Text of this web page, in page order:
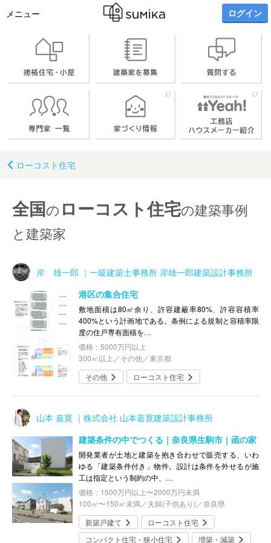
メニュー ログイン
ローコスト住宅
全国の ローコスト住宅の建築事例
と建築家
岸 雄一郎 ｜一級建築士事務所 岸雄一郎建築設計事務所
港区の集合住宅
敷地面積は80㎡余り、許容建蔽率80%、許容容積率
400%という計画地である。条例による規制と容積率限
度の住戸専有面積を…
価格：5000万円以上
300㎡以上／その他／東京都
その他
ローコスト住宅
山本 嘉寛 ｜株式会社 山本嘉寛建築設計事務所
建築条件の中でつくる｜奈良県生駒市｜函の家
開発業者が土地と建築を抱き合わせで販売する、いわ
ゆる「建築条件付き」物件。設計は条件を外せるが施
工は指定という制約の中、…
価格：1500万円以上〜2000万円未満
100㎡〜150㎡未満／夫婦(子供あり)／奈良県
新築戸建て
ローコスト住宅
コンパクト住宅・狭小住宅
増築・減築